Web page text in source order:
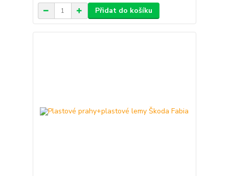
Přidat do košíku